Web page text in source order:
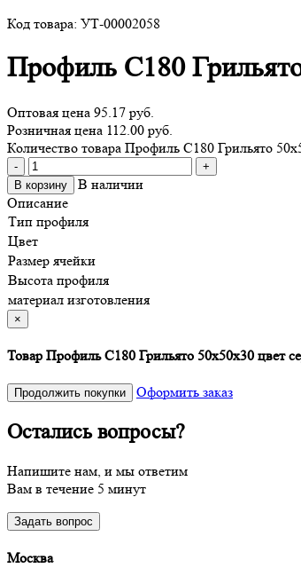
Код товара: УТ-00002058
Профиль С180
Оптовая цена 95.17 руб.
Розничная цена 112.00 руб.
Количество товара Профиль С180 Грильято
-
+
В корзину
В наличии
Описание
Тип профиля
Цвет
Размер ячейки
Высота профиля
материал изготовления
×
Товар Профиль С180 Грильято 50х50х30 цвет
Продолжить покупки Оформить заказ
Остались вопросы?
Напишите нам, и мы ответим
Вам в течение 5 минут
Задать вопрос
Москва